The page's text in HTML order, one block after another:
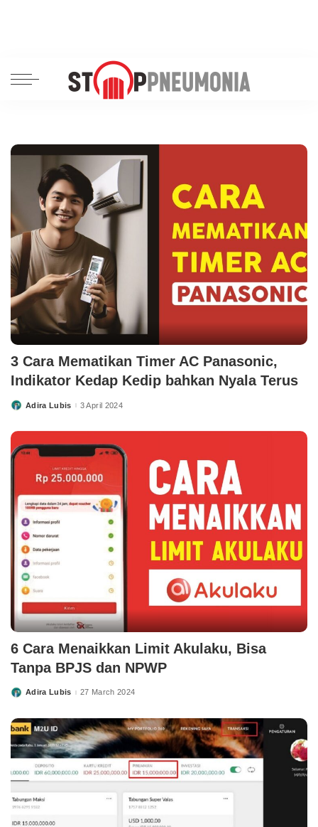
3 Cara Mematikan Timer AC Panasonic,
Indikator Kedap Kedip bahkan Nyala Terus
PostedAdira Lubis 3 April 2024
6 Cara Menaikkan Limit Akulaku, Bisa
Tanpa BPJS dan NPWP
PostedAdira Lubis 27 March 2024